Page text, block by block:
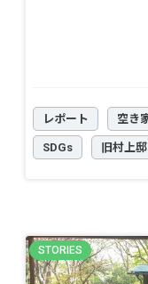
レポート 空き
SDGs 旧村上邸